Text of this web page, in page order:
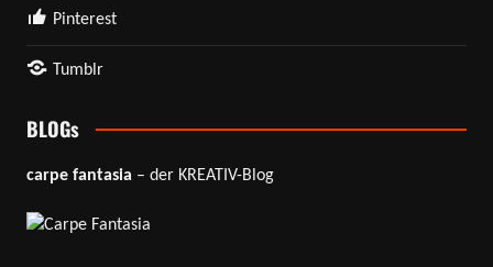
Pinterest
Tumblr
BLOGs
carpe fantasia – der KREATIV-Blog